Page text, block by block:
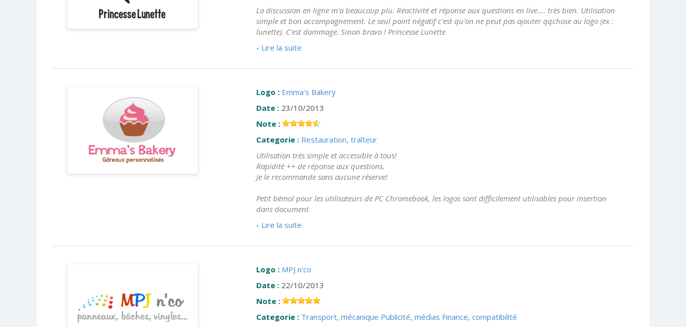
La discussion en ligne m'a beaucoup plu. Réactivité et réponse aux questions en live.... très bien. Utilisation
simple et bon accompagnement. Le seul point négatif c'est qu'on ne peut pas ajouter qqchose au logo (ex :
lunette). C'est dommage. Sinon bravo ! Princesse Lunette
- Lire la suite
Logo : Emma's Bakery
Date : 23/10/2013
Note :
Categorie : Restauration, traîteur
Utilisation très simple et accessible à tous!
Rapidité ++ de réponse aux questions.
Je le recommande sans aucune réserve!
Petit bémol pour les utilisateurs de PC Chromebook, les logos sont difficilement utilisables pour insertion
dans document
- Lire la suite
Logo : MPJ n'co
Date : 22/10/2013
Note :
Categorie : Transport, mécanique Publicité, médias Finance, compatibilité